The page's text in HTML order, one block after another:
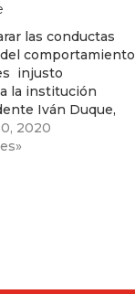
las conductas
comportamiento
injusto
la institución
Iván Duque,
de Javier
de la policía
2020